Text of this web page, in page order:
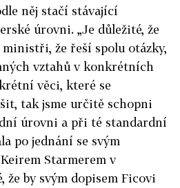
něj stačí stávající
úrovni. „Je důležité, že
že řeší spolu otázky,
vztahů v konkrétních
věci, které se
tak jsme určitě schopni
úrovni a při té standardní
po jednání se svým
Starmerem v
že by svým dopisem Ficovi